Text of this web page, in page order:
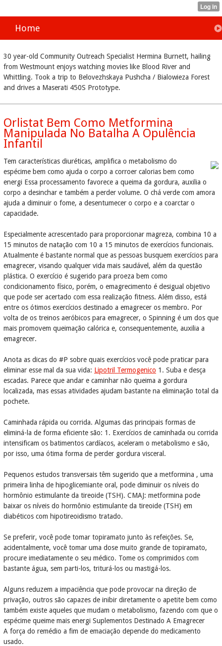
Home
30 year-old Community Outreach Specialist Hermina Burnett, hailing
from Westmount enjoys watching movies like Blood River and
Whittling. Took a trip to Belovezhskaya Pushcha / Bialowieza Forest
and drives a Maserati 450S Prototype.
Orlistat Bem Como Metformina
Manipulada No Batalha A Opulência
Infantil
Tem características diuréticas, amplifica o metabolismo do
espécime bem como ajuda o corpo a corroer calorias bem como
energi Essa processamento favorece a queima da gordura, auxilia o
corpo a desinchar e também a perder volume. O chá verde com amora
ajuda a diminuir o fome, a desentumecer o corpo e a coarctar o
capacidade.
Especialmente acrescentado para proporcionar magreza, combina 10 a
15 minutos de natação com 10 a 15 minutos de exercícios funcionais.
Atualmente é bastante normal que as pessoas busquem exercícios para
emagrecer, visando qualquer vida mais saudável, além da questão
plástica. O exercício é sugerido para proeza bem como
condicionamento físico, porém, o emagrecimento é desigual objetivo
que pode ser acertado com essa realização fitness. Além disso, está
entre os ótimos exercícios destinado a emagrecer os membro. Por
volta de os treinos aeróbicos para emagrecer, o Spinning é um dos que
mais promovem queimação calórica e, consequentemente, auxilia a
emagrecer.
Anota as dicas do #P sobre quais exercícios você pode praticar para
eliminar esse mal da sua vida: Lipotril Termogenico 1. Suba e desça
escadas. Parece que andar e caminhar não queima a gordura
localizada, mas essas atividades ajudam bastante na eliminação total da
pochete.
Caminhada rápida ou corrida. Algumas das principais formas de
eliminá-la de forma eficiente são: 1. Exercícios de caminhada ou corrida
intensificam os batimentos cardíacos, aceleram o metabolismo e são,
por isso, uma ótima forma de perder gordura visceral.
Pequenos estudos transversais têm sugerido que a metformina , uma
primeira linha de hipoglicemiante oral, pode diminuir os níveis do
hormônio estimulante da tireoide (TSH). CMAJ: metformina pode
baixar os níveis do hormônio estimulante da tireoide (TSH) em
diabéticos com hipotireoidismo tratado.
Se preferir, você pode tomar topiramato junto às refeições. Se,
acidentalmente, você tomar uma dose muito grande de topiramato,
procure imediatamente o seu médico. Tome os comprimidos com
bastante água, sem parti-los, triturá-los ou mastigá-los.
Alguns reduzem a impaciência que pode provocar na direção de
privação, outros são capazes de inibir diretamente o apetite bem como
também existe aqueles que mudam o metabolismo, fazendo com que o
espécime queime mais energi Suplementos Destinado A Emagrecer
A força do remédio a fim de emaciação depende do medicamento
usado.